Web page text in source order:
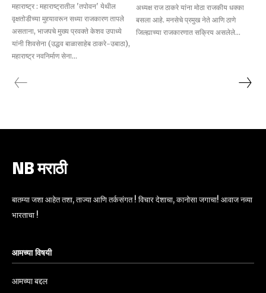
महाराष्ट्र : महाराष्ट्रातील 'तपोवन' येथील
वृक्षतोडीच्या मुद्द्यावरून सध्या राजकारण तापले
असताना, भाजपचे मुख्य प्रवक्ते केशव उपाध्ये
यांनी शिवसेना (उद्धव बाळासाहेब ठाकरे-उबाठा),
महाराष्ट्र नवनिर्माण सेना...
अध्यक्ष राज ठाकरे यांना मोठा राजकीय धक्का
बसला आहे. मनसेचे प्रमुख नेते आणि ठाणे
जिल्ह्याच्या राजकारणात सक्रिय असलेले...
NB मराठी
बातम्या जशा आहेत तशा, ताज्या आणि तर्कसंगत ! विचार देशाचा, कानोसा जगाचा! आवाज नव्या
भारताचा !
आमच्या विषयी
आमच्या बद्दल